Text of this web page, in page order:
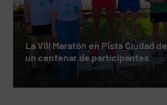
La VIII Maratón en Pista Ciudad
un centenar de participantes